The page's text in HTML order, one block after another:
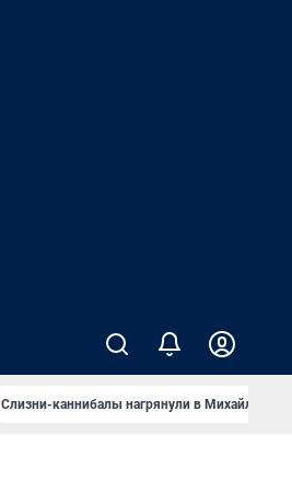
Слизни-каннибалы нагрянули в Михайлов